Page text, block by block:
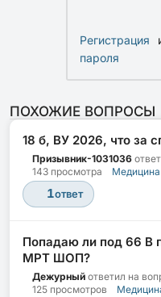
Регистрация
пароля
ПОХОЖИЕ ВОПРОСЫ
18 б, ВУ 2026, что за
Призывник-1031036
143 просмотра
Медицина
1ответ
Попадаю ли под 66 В
МРТ ШОП?
Дежурный ответил на
125 просмотров